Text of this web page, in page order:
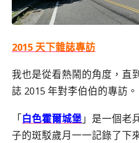
2015 天下雜誌專訪
我也是從看熱鬧的角度，直
誌 2015 年對李伯伯的專訪。
「白色霍爾城堡」是一個老
子的斑駁歲月一一記錄了下